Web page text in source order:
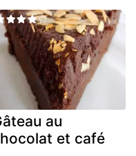
au
et café